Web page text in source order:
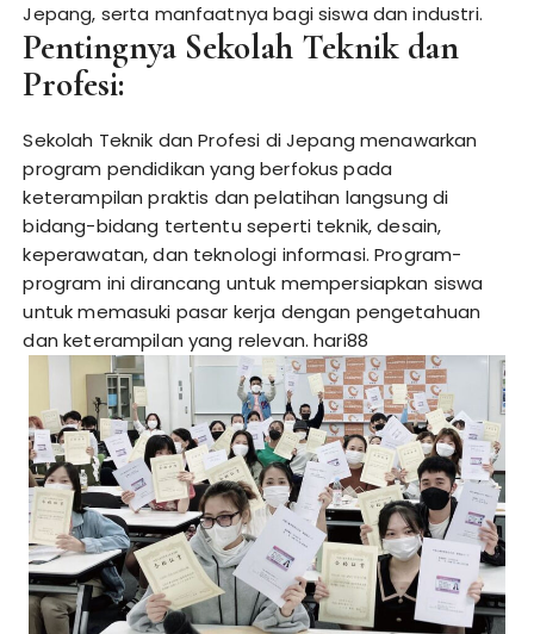
Jepang, serta manfaatnya bagi siswa dan industri.
Pentingnya Sekolah Teknik dan
Profesi:
Sekolah Teknik dan Profesi di Jepang menawarkan
program pendidikan yang berfokus pada
keterampilan praktis dan pelatihan langsung di
bidang-bidang tertentu seperti teknik, desain,
keperawatan, dan teknologi informasi. Program-
program ini dirancang untuk mempersiapkan siswa
untuk memasuki pasar kerja dengan pengetahuan
dan keterampilan yang relevan.hari88